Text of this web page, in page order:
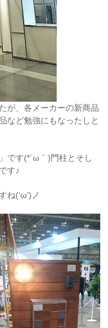
が、各メーカーの新商品
など勉強にもなったしと
です(*´ω｀)門柱とそし
す♪
ね(‘ω’)ノ